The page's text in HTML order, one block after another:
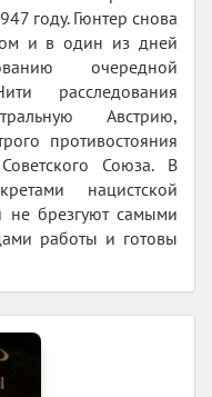
году. Гюнтер снова
и в один из дней
очередной
расследования
Австрию,
противостояния
Союза. В
нацистской
не брезгуют самыми
работы и готовы